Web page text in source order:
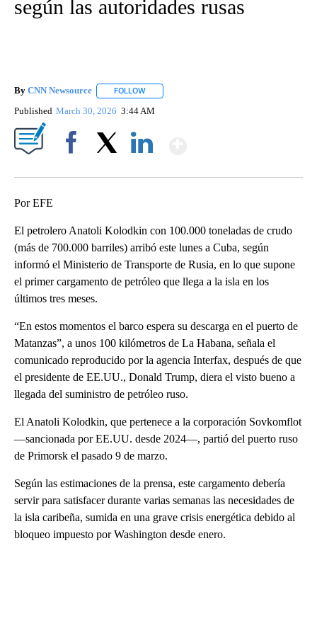
según las autoridades rusas
By CNN Newsource FOLLOW
Published March 30, 2026 3:44 AM
Por EFE
El petrolero Anatoli Kolodkin con 100.000 toneladas de crudo
(más de 700.000 barriles) arribó este lunes a Cuba, según
informó el Ministerio de Transporte de Rusia, en lo que supone
el primer cargamento de petróleo que llega a la isla en los
últimos tres meses.
“En estos momentos el barco espera su descarga en el puerto de
Matanzas”, a unos 100 kilómetros de La Habana, señala el
comunicado reproducido por la agencia Interfax, después de que
el presidente de EE.UU., Donald Trump, diera el visto bueno a
llegada del suministro de petróleo ruso.
El Anatoli Kolodkin, que pertenece a la corporación Sovkomflot
—sancionada por EE.UU. desde 2024—, partió del puerto ruso
de Primorsk el pasado 9 de marzo.
Según las estimaciones de la prensa, este cargamento debería
servir para satisfacer durante varias semanas las necesidades de
la isla caribeña, sumida en una grave crisis energética debido al
bloqueo impuesto por Washington desde enero.